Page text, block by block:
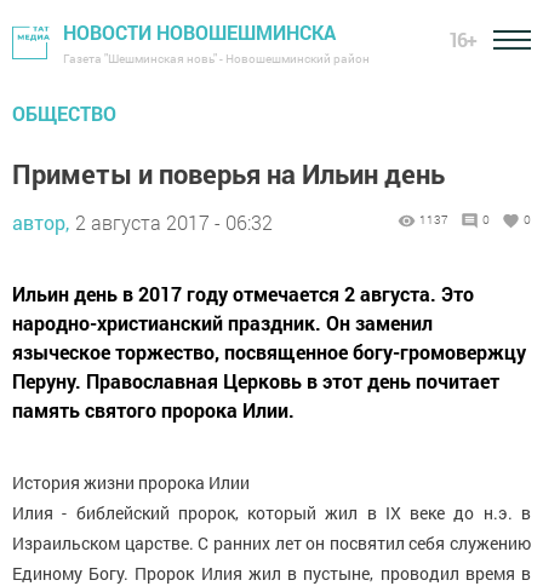
НОВОСТИ НОВОШЕШМИНСКА
Газета "Шешминская новь" - Новошешминский район
16+
ОБЩЕСТВО
Приметы и поверья на Ильин день
автор, 2 августа 2017 - 06:32 1137 0 0
Ильин день в 2017 году отмечается 2 августа. Это
народно-христианский праздник. Он заменил
языческое торжество, посвященное богу-громовержцу
Перуну. Православная Церковь в этот день почитает
память святого пророка Илии.
История жизни пророка Илии
Илия - библейский пророк, который жил в IX веке до н.э. в
Израильском царстве. С ранних лет он посвятил себя служению
Единому Богу. Пророк Илия жил в пустыне, проводил время в